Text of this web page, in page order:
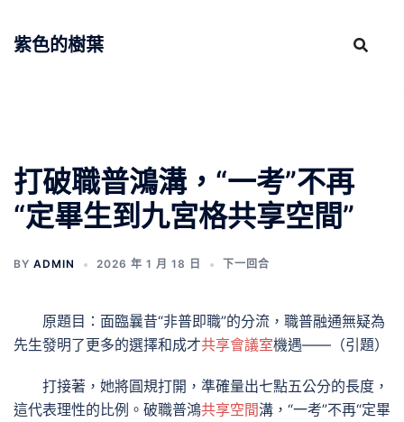
紫色的樹葉
打破職普鴻溝，“一考”不再
“定畢生到九宮格共享空間”
BY ADMIN 2026 年 1 月 18 日 下一回合
原題目：面臨曩昔“非普即職”的分流，職普融通無疑為
先生發明了更多的選擇和成才共享會議室機遇——（引題）
打接著，她將圓規打開，準確量出七點五公分的長度，
這代表理性的比例。破職普鴻共享空間溝，“一考”不再“定畢